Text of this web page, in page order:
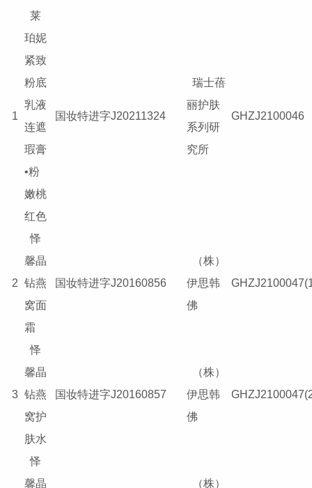
1
莱
珀妮
紧致
粉底
乳液
连遮
瑕膏
•粉
嫩桃
红色
国妆特进字J20211324
瑞士蓓
丽护肤
系列研
究所
GHZJ2100046
2
怿
馨晶
钻燕
窝面
霜
国妆特进字J20160856
（株）
伊思韩
佛
3
怿
馨晶
钻燕
窝护
肤水
国妆特进字J20160857
（株）
伊思韩
佛
怿
馨晶
（株）